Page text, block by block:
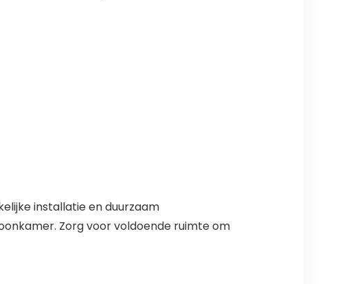
installatie en duurzaam
Zorg voor voldoende ruimte om